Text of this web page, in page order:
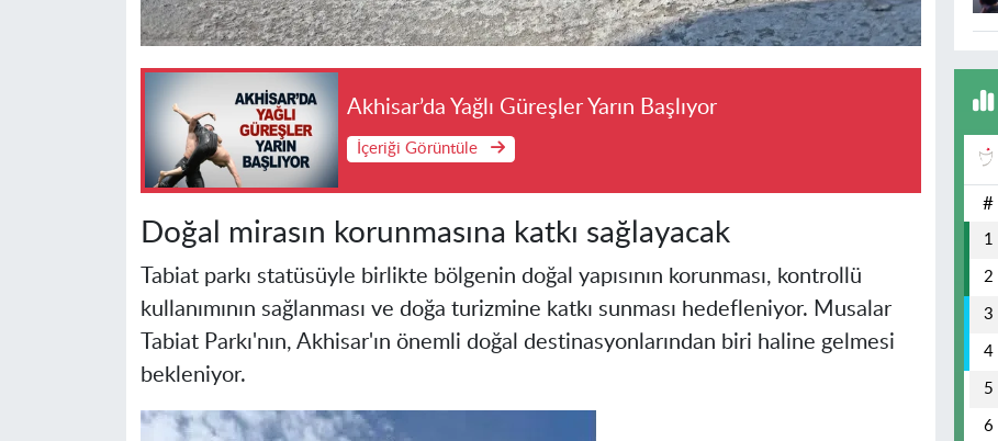
Akhisar’da Yağlı Güreşler Yarın Başlıyor
İçeriği Görüntüle
Doğal mirasın korunmasına katkı sağlayacak
Tabiat parkı statüsüyle birlikte bölgenin doğal yapısının korunması, kontrollü
kullanımının sağlanması ve doğa turizmine katkı sunması hedefleniyor. Musalar
Tabiat Parkı'nın, Akhisar'ın önemli doğal destinasyonlarından biri haline gelmesi
bekleniyor.
#
1
2
3
4
5
6